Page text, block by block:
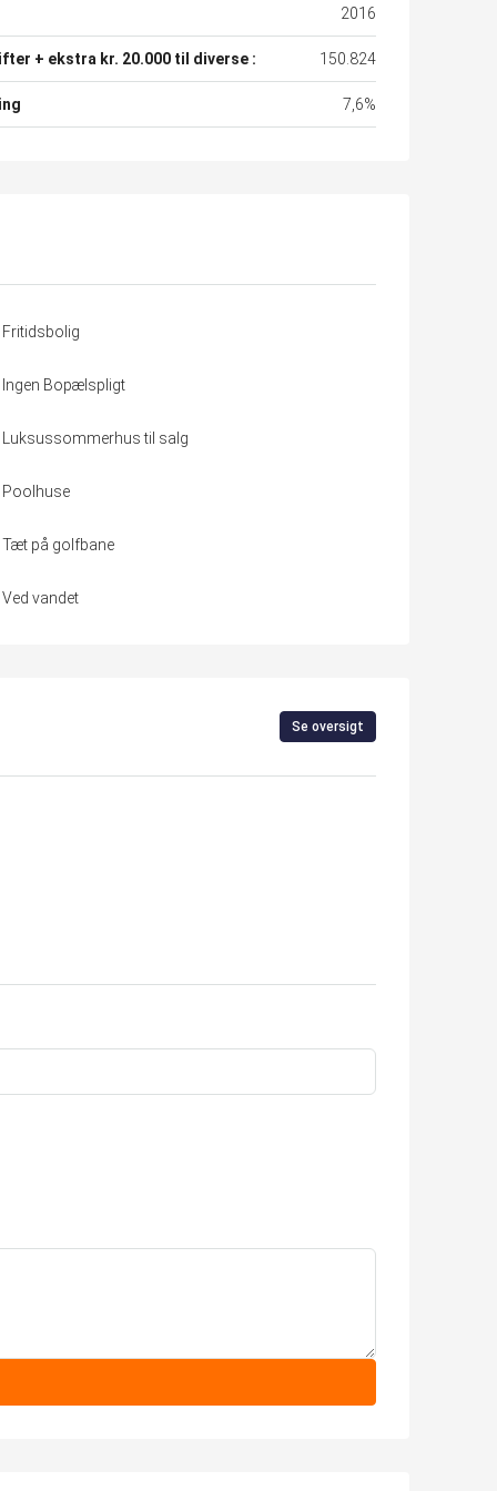
2016
+ ekstra kr. 20.000 til diverse : 150.824
7,6%
Fritidsbolig
Ingen Bopælspligt
Luksussommerhus til salg
Poolhuse
Tæt på golfbane
Ved vandet
Se oversigt